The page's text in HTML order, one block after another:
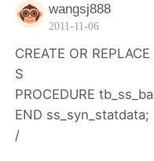
wangsj888
2011-11-06
CREATE OR
S
PROCEDURE
END ss_syn_statdata;
/